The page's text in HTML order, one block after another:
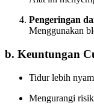
Pengeringan
Menggunakan
b. Keuntungan
Tidur lebih
Mengurangi